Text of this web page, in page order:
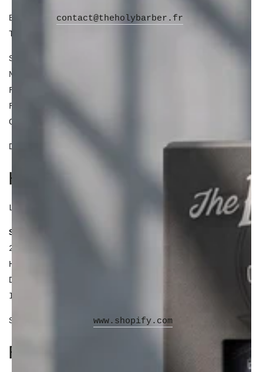
E-mail : contact@theholybarber.fr
Téléphone : 06.79.98.55.16
SIRET : 837 694 363 00016
Numéro de TVA intracommunautaire :
FR20837694363
Forme juridique : SARL
Capital social : 1 000 €
Directeur de la publication : Jabrane Alaoui
HÉBERGEMENT DU SITE
Le site est hébergé par :
Shopify International Limited
2nd Floor, 1-2 Victoria Buildings
Haddington Road
Dublin 4, D04 XN32
Irlande
Site internet : www.shopify.com
PROPRIÉTÉ INTELLECTUELLE